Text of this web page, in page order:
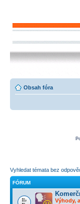
Obsah fóra
Vyhledat témata bez
FÓRUM
Výhody,